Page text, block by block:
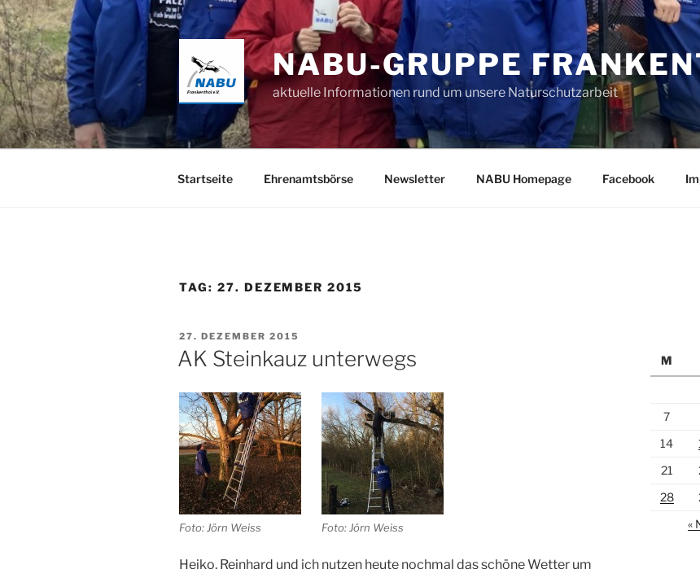
Zum
Inhalt
springen
NABU-GRUPPE
aktuelle Informationen rund um unsere Naturschutzarbeit
Startseite Ehrenamtsbörse Newsletter NABU Homepage Facebook
TAG: 27. DEZEMBER 2015
VERÖFFENTLICHT
AM
27. DEZEMBER 2015
AK Steinkauz unterwegs
Foto: Jörn Weiss Foto: Jörn Weiss
Heiko, Reinhard und ich nutzen heute nochmal das schöne Wetter um
M
7
14
21
28
«